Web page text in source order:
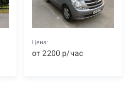
Цена:
от2200 р/час